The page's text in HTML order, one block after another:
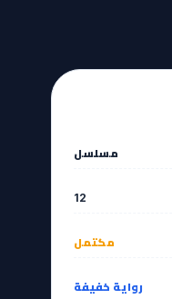
مسلسل
12
مكتمل
رواية خفيفة